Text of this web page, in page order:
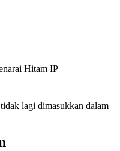
Hitam IP
lagi dimasukkan dalam